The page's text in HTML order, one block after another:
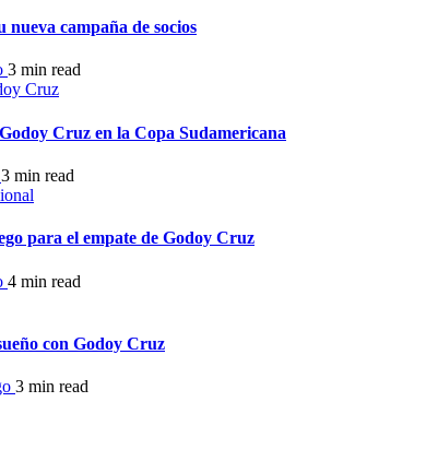
nueva campaña de socios
3 min read
Cruz
Cruz en la Copa Sudamericana
3 min read
para el empate de Godoy Cruz
4 min read
con Godoy Cruz
3 min read